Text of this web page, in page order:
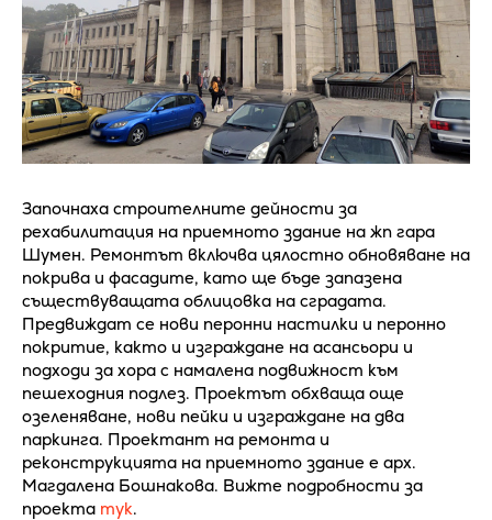
Започнаха строителните дейности за
рехабилитация на приемното здание на жп гара
Шумен. Ремонтът включва цялостно обновяване на
покрива и фасадите, като ще бъде запазена
съществуващата облицовка на сградата.
Предвиждат се нови перонни настилки и перонно
покритие, както и изграждане на асансьори и
подходи за хора с намалена подвижност към
пешеходния подлез. Проектът обхваща още
озеленяване, нови пейки и изграждане на два
паркинга. Проектант на ремонта и
реконструкцията на приемното здание е арх.
Магдалена Бошнакова. Вижте подробности за
проекта тук.